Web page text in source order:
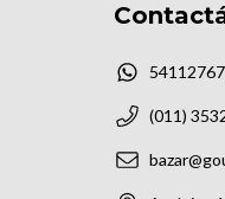
(011)